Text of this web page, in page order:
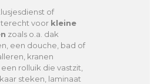
of
terecht voor kleine
zoals o.a. dak
een douche, bad of
kranen
rolluik die vastzit,
steken, laminaat